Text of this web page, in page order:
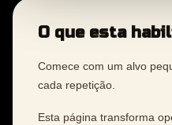
O que esta
Comece com um alvo
cada repetição.
Esta página transforma